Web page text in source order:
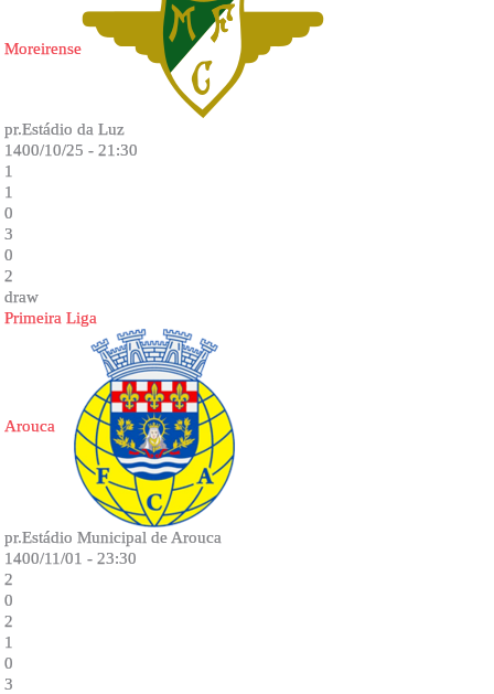
Moreirense
pr.Estádio da Luz
1400/10/25 - 21:30
1
1
0
3
0
2
draw
Primeira Liga
Arouca
pr.Estádio Municipal de Arouca
1400/11/01 - 23:30
2
0
2
1
0
3